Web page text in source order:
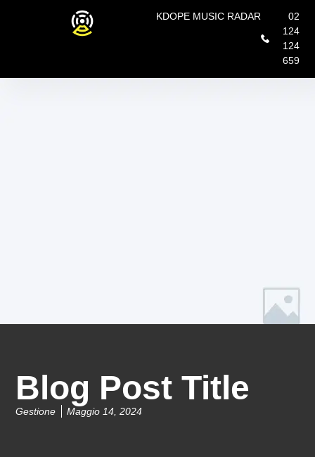
KDOPE MUSIC RADAR
02
124
124
659
Blog Post Title
Gestione Maggio 14, 2024